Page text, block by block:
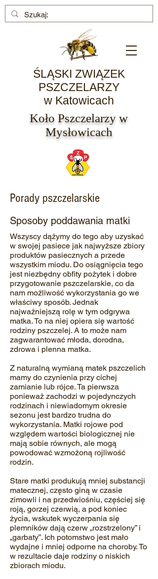
ŚLĄSKI ZWIĄZEK
PSZCZELARZY
w Katowicach
Koło Pszczelarzy w
Mysłowicach
Porady pszczelarskie
Sposoby poddawania matki
Wszyscy dążymy do tego aby uzyskać
w swojej pasiece jak najwyższe zbiory
produktów pasiecznych a przede
wszystkim miodu. Do osiągnięcia tego
jest niezbędny obfity pożytek i dobre
przygotowanie pszczelarskie, co da
nam możliwość wykorzystania go we
właściwy sposób. Jednak
najważniejszą rolę w tym odgrywa
matka. To na niej opiera się wartość
rodziny pszczelej. A to może nam
zagwarantować młoda, dorodna,
zdrowa i plenna matka.
Z naturalną wymianą matek pszczelich
mamy do czynienia przy cichej
zamianie lub rójce. Ta pierwsza
ponieważ zachodzi w pojedynczych
rodzinach i niewiadomym okresie
sezonu jest bardzo trudna do
wykorzystania. Matki rojowe pod
względem wartości biologicznej nie
mają sobie równych, ale mogą
powodować wzmożoną rojliwość
rodzin.
Stare matki produkują mniej substancji
matecznej, często giną w czasie
zimowli i na przedwiośniu, częściej się
roją, gorzej czerwią, a pod koniec
życia, wskutek wyczerpania się
plemników dają czerw „rozstrzelony” i
„garbaty”. Ich potomstwo jest mało
wydajne i mniej odporne na choroby. To
w rezultacie daje rodziny o niskich
zbiorach miodu.